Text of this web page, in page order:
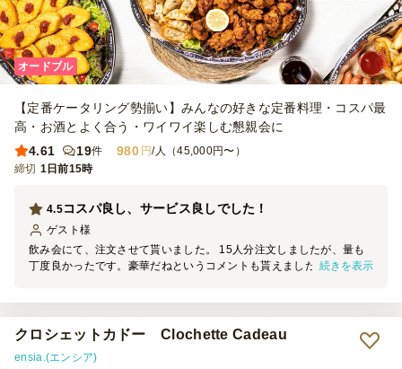
オードブル
【定番ケータリング勢揃い】みんなの好きな定番料理・コスパ最
高・お酒とよく合う・ワイワイ楽しむ懇親会に
4.61
19件 980 円/人（45,000円〜）
締切 1日前15時
コスパ良し、サービス良しでした！
4.5
ゲスト 様
飲み会にて、注文させて貰いました。 15人分注文しましたが、量も
丁度良かったです。豪華だねというコメントも貰えました。 中でも
続きを表示
クロシェットカドー Clochette Cadeau
ensia.(エンシア)